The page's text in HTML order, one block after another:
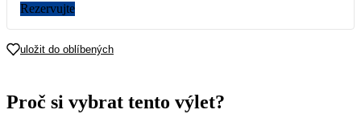
22
Rezervujte
uložit do oblíbených
Proč si vybrat tento výlet?